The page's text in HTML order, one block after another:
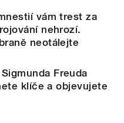
vám trest za
nehrozí.
neotálejte
Freuda
klíče a objevujete